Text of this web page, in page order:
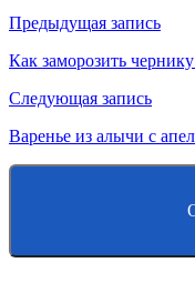
Предыдущая запись
Как заморозить
Следующая запись
Варенье из алычи с